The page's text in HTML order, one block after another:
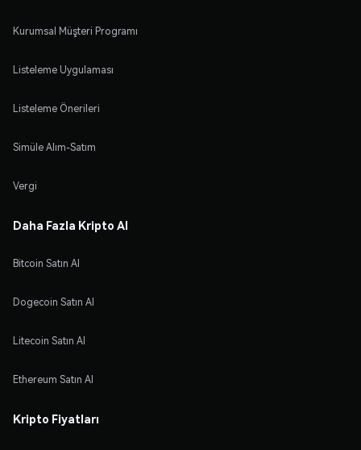
Kurumsal Müşteri Programı
Listeleme Uygulaması
Listeleme Önerileri
Simüle Alım-Satım
Vergi
Daha Fazla Kripto Al
Bitcoin Satın Al
Dogecoin Satın Al
Litecoin Satın Al
Ethereum Satın Al
Kripto Fiyatları